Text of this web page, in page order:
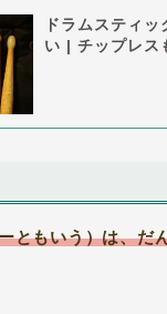
ドラムスティ
い | チップレス
ともいう）は、だ